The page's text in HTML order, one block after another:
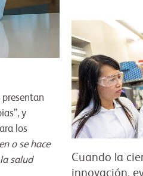
y
los
o se hace
salud
Cuando la